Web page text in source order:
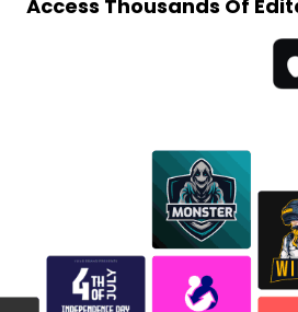
Access Thousands Of